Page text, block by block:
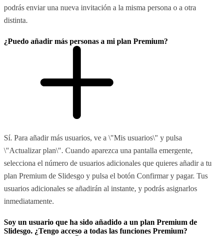
podrás enviar una nueva invitación a la misma persona o a otra
distinta.
¿Puedo añadir más personas a mi plan Premium?
Sí. Para añadir más usuarios, ve a \"Mis usuarios\" y pulsa
\"Actualizar plan\". Cuando aparezca una pantalla emergente,
selecciona el número de usuarios adicionales que quieres añadir a tu
plan Premium de Slidesgo y pulsa el botón Confirmar y pagar. Tus
usuarios adicionales se añadirán al instante, y podrás asignarlos
inmediatamente.
Soy un usuario que ha sido añadido a un plan Premium de
Slidesgo. ¿Tengo acceso a todas las funciones Premium?